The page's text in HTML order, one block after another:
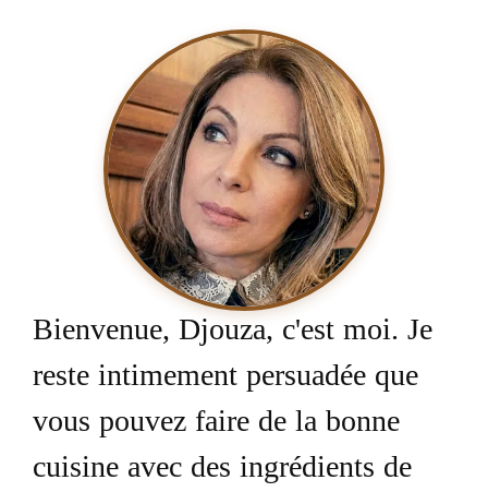
Bienvenue, Djouza, c'est moi. Je
reste intimement persuadée que
vous pouvez faire de la bonne
cuisine avec des ingrédients de